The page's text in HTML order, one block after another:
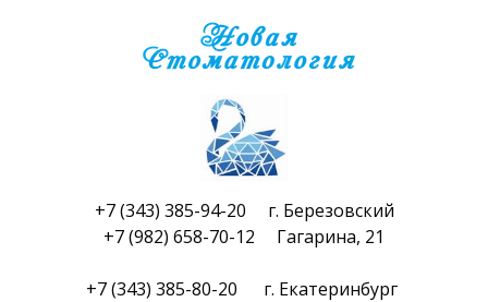
+7 (343) 385-94-20 г. Березовский
+7 (982) 658-70-12 Гагарина, 21
+7 (343) 385-80-20 г. Екатеринбург